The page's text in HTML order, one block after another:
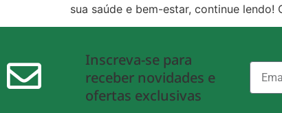
sua saúde e bem-estar, continue lendo!
Inscreva-se para
receber novidades e
ofertas exclusivas